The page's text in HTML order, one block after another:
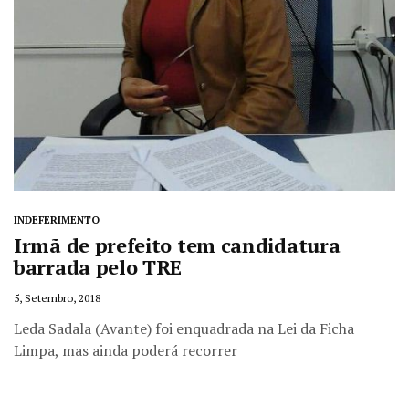
INDEFERIMENTO
Irmã de prefeito tem candidatura
barrada pelo TRE
5, Setembro, 2018
Leda Sadala (Avante) foi enquadrada na Lei da Ficha
Limpa, mas ainda poderá recorrer